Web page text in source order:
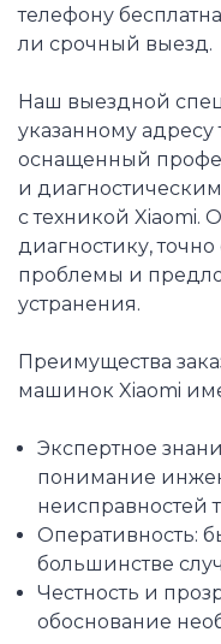
телефону
ли срочный выезд.
Наш выездной
указанному
оснащенный
и
с техникой Xiaomi.
диагностику,
проблемы и
устранения.
Преимущества
машинок Xiaomi
Экспертное
понимание
неисправностей
Оперативность:
большинстве
Честность и
обоснование